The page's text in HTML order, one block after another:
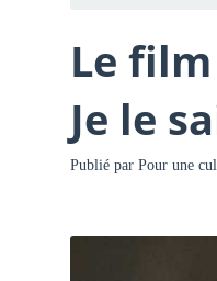
Le
Je le
Publié par Pour une